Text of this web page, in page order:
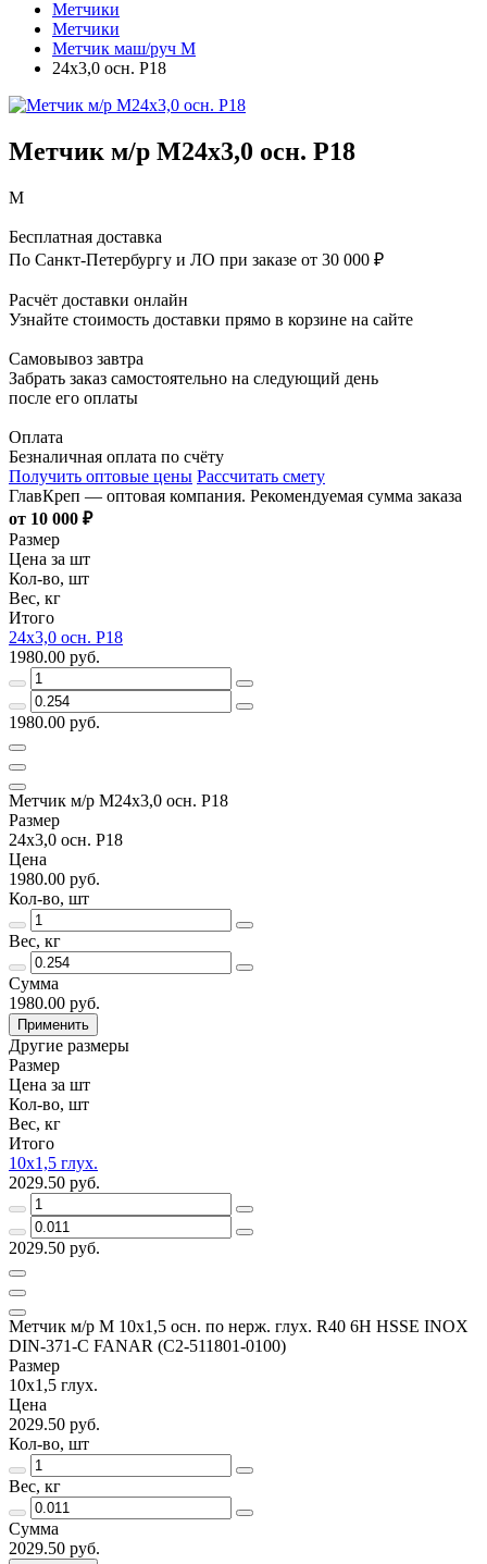
Метчики
Метчики
Метчик маш/руч М
24х3,0 осн. Р18
Метчик м/р М24х3,0 осн. Р18
М
Бесплатная доставка
По Санкт-Петербургу и ЛО при заказе от 30 000 ₽
Расчёт доставки онлайн
Узнайте стоимость доставки прямо в корзине на сайте
Самовывоз завтра
Забрать заказ самостоятельно на следующий день
после его оплаты
Оплата
Безналичная оплата по счёту
Получить оптовые цены Рассчитать смету
ГлавКреп — оптовая компания. Рекомендуемая сумма заказа
от 10 000 ₽
Размер
Цена за шт
Кол-во, шт
Вес, кг
Итого
24х3,0 осн. Р18
1980.00 руб.
1980.00 руб.
Метчик м/р М24х3,0 осн. Р18
Размер
24х3,0 осн. Р18
Цена
1980.00 руб.
Кол-во, шт
Вес, кг
Сумма
1980.00 руб.
Применить
Другие размеры
Размер
Цена за шт
Кол-во, шт
Вес, кг
Итого
10x1,5 глух.
2029.50 руб.
2029.50 руб.
Метчик м/р М 10х1,5 осн. по нерж. глух. R40 6H HSSE INOX
DIN-371-C FANAR (C2-511801-0100)
Размер
10x1,5 глух.
Цена
2029.50 руб.
Кол-во, шт
Вес, кг
Сумма
2029.50 руб.